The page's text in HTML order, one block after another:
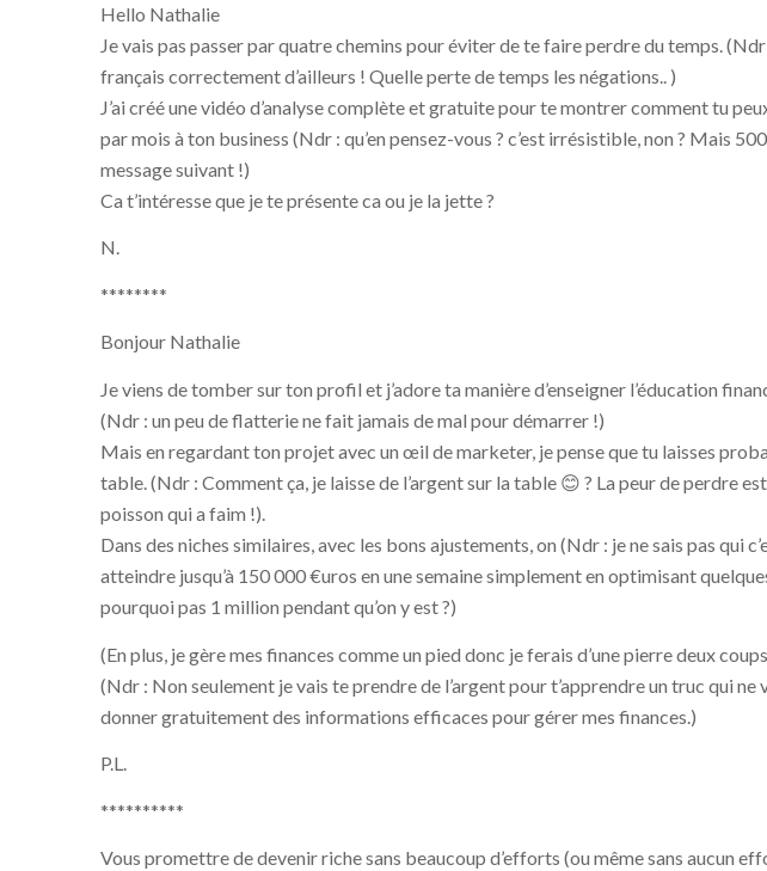
Hello Nathalie
Je vais pas passer par quatre chemins pour éviter de te faire perdre du temps. (Ndr
français correctement d’ailleurs ! Quelle perte de temps les négations.. )
J’ai créé une vidéo d’analyse complète et gratuite pour te montrer comment tu
par mois à ton business (Ndr : qu’en pensez-vous ? c’est irrésistible, non ? Mais
message suivant !)
Ca t’intéresse que je te présente ca ou je la jette ?
N.
********
Bonjour Nathalie
Je viens de tomber sur ton profil et j’adore ta manière d’enseigner l’éducation
(Ndr : un peu de flatterie ne fait jamais de mal pour démarrer !)
Mais en regardant ton projet avec un œil de marketer, je pense que tu laisses
table.(Ndr : Comment ça, je laisse de l’argent sur la table 😊 ? La peur de perdre
poisson qui a faim !).
Dans des niches similaires, avec les bons ajustements, on (Ndr : je ne sais pas qui
atteindre jusqu’à 150 000 €uros en une semaine simplement en optimisant
pourquoi pas 1 million pendant qu’on y est ?)
(En plus, je gère mes finances comme un pied donc je ferais d’une pierre deux
(Ndr : Non seulement je vais te prendre de l’argent pour t’apprendre un truc qui ne
donner gratuitement des informations efficaces pour gérer mes finances.)
P.L.
**********
Vous promettre de devenir riche sans beaucoup d’efforts (ou même sans aucun